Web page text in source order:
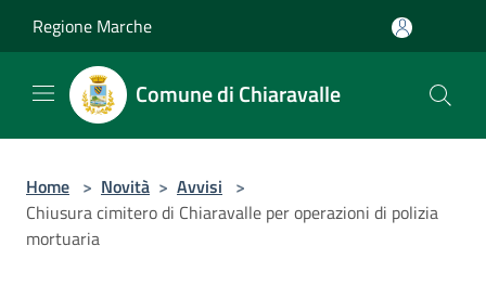
Regione Marche
Comune di Chiaravalle
Home > Novità > Avvisi >
Chiusura cimitero di Chiaravalle per operazioni di polizia
mortuaria